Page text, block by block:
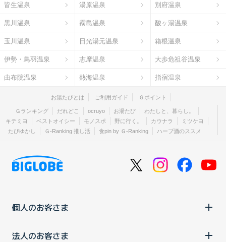
皆生温泉 湯原温泉 別府温泉
黒川温泉 霧島温泉 酸ヶ湯温泉
玉川温泉 日光湯元温泉 箱根温泉
伊勢・鳥羽温泉 志摩温泉 大歩危祖谷温泉
由布院温泉 熱海温泉 指宿温泉
お湯たびとは ご利用ガイド Ｇポイント
Ｇランキング だれどこ ocruyo お湯たび
わたしと、暮らし。
キテミヨ
ベストオイシー モノスポ 野に行く。 カウナラ
ミツケヨ
たびゆかし
Ｇ-Ranking 推し活 食pin by Ｇ-Ranking ハーブ酒のススメ
個人のお客さま
法人のお客さま